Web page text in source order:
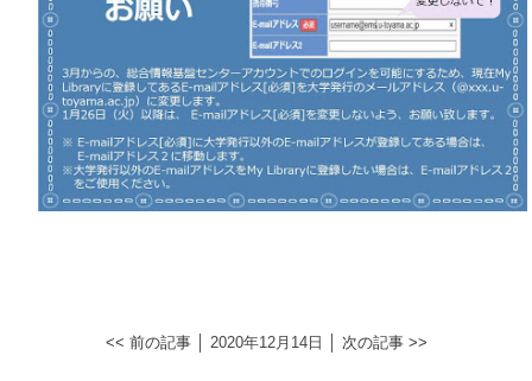
<< 前の記事│ 2020年12月14日 │ 次の記事 >>